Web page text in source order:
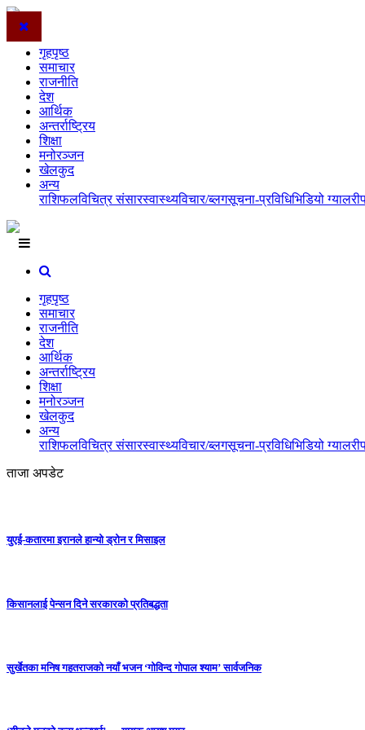
गृहपृष्ठ
समाचार
राजनीति
देश
आर्थिक
अन्तर्राष्ट्रिय
शिक्षा
मनोरञ्जन
खेलकुद
अन्य
राशिफलविचित्र संसारस्वास्थ्यविचार/ब्लगसूचना-प्रविधिभिडियो ग्यालरी
गृहपृष्ठ
समाचार
राजनीति
देश
आर्थिक
अन्तर्राष्ट्रिय
शिक्षा
मनोरञ्जन
खेलकुद
अन्य
राशिफलविचित्र संसारस्वास्थ्यविचार/ब्लगसूचना-प्रविधिभिडियो ग्यालरी
ताजा अपडेट
युएई-कतारमा इरानले हान्यो ड्रोन र मिसाइल
किसानलाई पेन्सन दिने सरकारको प्रतिबद्धता
सुर्खेतका मनिष गहतराजको नयाँ भजन ‘गोविन्द गोपाल श्याम’ सार्वजनिक